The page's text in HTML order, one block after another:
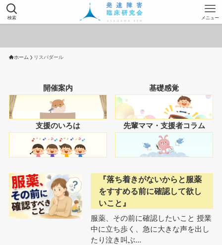
検索 メニュー
ホーム リスパダール
開催案内 基礎感覚
支援のいろは 先輩ママ・支援者コラム
『落ち着きがないからと服薬
をすすめる前に確認して欲し
いこと』
服薬、その前に確認したいこと 授業
中に立ち歩く、急に大きな声を出し
たり泣き叫ぶ...